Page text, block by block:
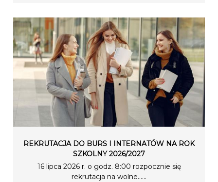
REKRUTACJA DO BURS I INTERNATÓW NA ROK
SZKOLNY 2026/2027
16 lipca 2026 r. o godz. 8:00 rozpocznie się
rekrutacja na wolne…...